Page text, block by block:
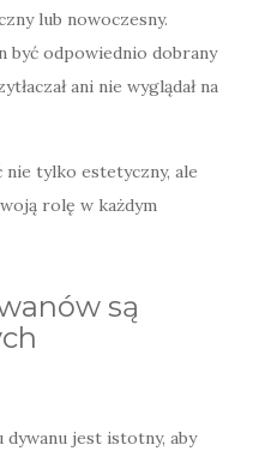
lub nowoczesny.
być odpowiednio dobrany
ani nie wyglądał na
nie tylko estetyczny, ale
rolę w każdym
są
jest istotny, aby